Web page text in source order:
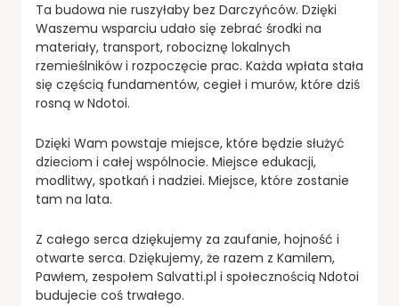
Ta budowa nie ruszyłaby bez Darczyńców. Dzięki
Waszemu wsparciu udało się zebrać środki na
materiały, transport, robociznę lokalnych
rzemieślników i rozpoczęcie prac. Każda wpłata stała
się częścią fundamentów, cegieł i murów, które dziś
rosną w Ndotoi.
Dzięki Wam powstaje miejsce, które będzie służyć
dzieciom i całej wspólnocie. Miejsce edukacji,
modlitwy, spotkań i nadziei. Miejsce, które zostanie
tam na lata.
Z całego serca dziękujemy za zaufanie, hojność i
otwarte serca. Dziękujemy, że razem z Kamilem,
Pawłem, zespołem Salvatti.pl i społecznością Ndotoi
budujecie coś trwałego.